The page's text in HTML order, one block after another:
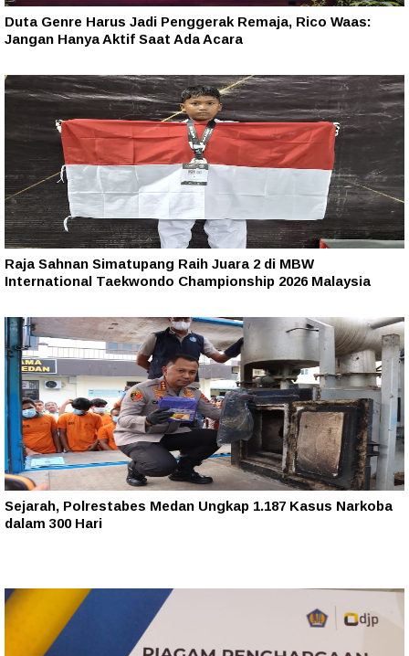
Duta Genre Harus Jadi Penggerak Remaja, Rico Waas:
Jangan Hanya Aktif Saat Ada Acara
Raja Sahnan Simatupang Raih Juara 2 di MBW
International Taekwondo Championship 2026 Malaysia
Sejarah, Polrestabes Medan Ungkap 1.187 Kasus Narkoba
dalam 300 Hari